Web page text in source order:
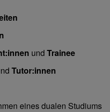
und Trainee
Tutor:innen
eines dualen Studiums